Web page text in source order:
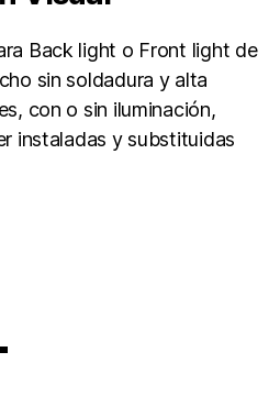
Back light o Front light de
sin soldadura y alta
con o sin iluminación,
instaladas y substituidas